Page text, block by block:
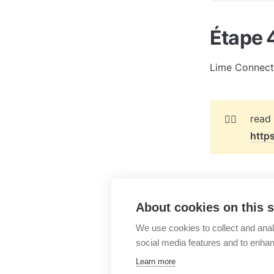
Étape
Lime
👉🏻
Shopware
About cookies on this
We use cookies to collect and
social media features and to
Learn more